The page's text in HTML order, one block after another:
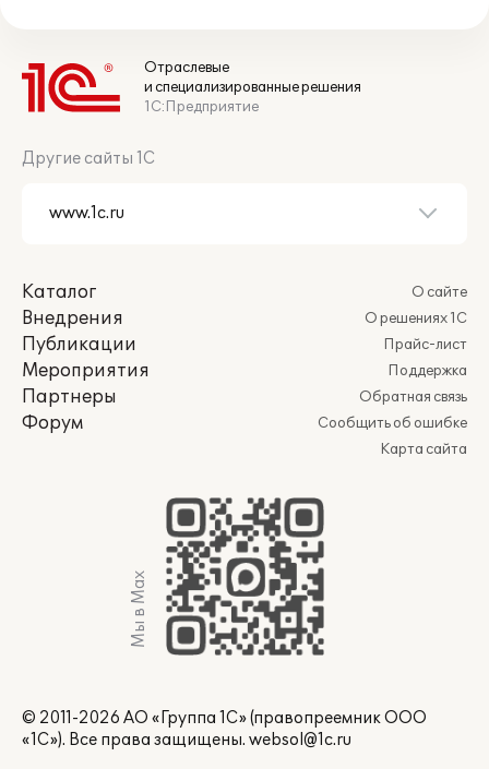
Отраслевые
и специализированные решения
1С:Предприятие
Другие сайты 1С
Каталог
Внедрения
Публикации
Мероприятия
Партнеры
Форум
О сайте
О решениях 1С
Прайс-лист
Поддержка
Обратная связь
Сообщить об ошибке
Карта сайта
Мы в Max
© 2011-2026 АО «Группа 1С» (правопреемник ООО
«1С»). Все права защищены. websol@1c.ru